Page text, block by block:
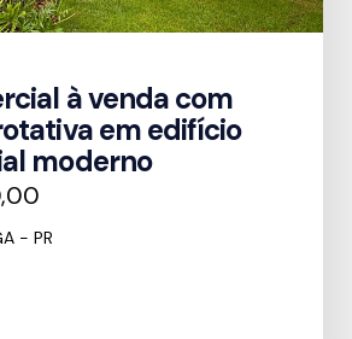
à venda com
em edifício
moderno
- PR